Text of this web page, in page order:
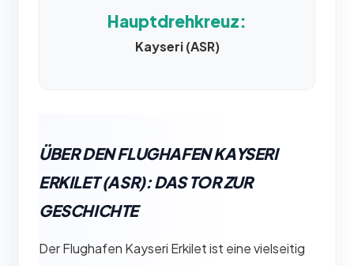
Hauptdrehkreuz:
Kayseri (ASR)
ÜBER DEN FLUGHAFEN KAYSERI
ERKILET (ASR): DAS TOR ZUR
GESCHICHTE
Der Flughafen Kayseri Erkilet ist eine vielseitig